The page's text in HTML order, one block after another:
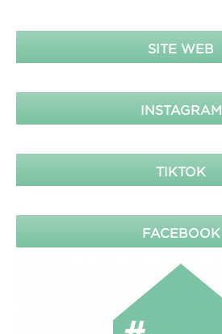
SITE WEB
INSTAGRAM
TIKTOK
FACEBOOK